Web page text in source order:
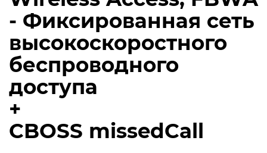
- Фиксированная сеть
высокоскоростного
беспроводного
доступа
+
CBOSS missedCall